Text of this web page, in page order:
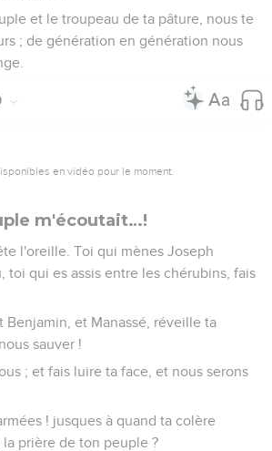
et le troupeau de ta pâture, nous te
; de génération en génération nous
en vidéo pour le moment.
m'écoutait…!
l'oreille. Toi qui mènes Joseph
toi qui es assis entre les chérubins, fais
Benjamin, et Manassé, réveille ta
sauver !
; et fais luire ta face, et nous serons
! jusques à quand ta colère
prière de ton peuple ?